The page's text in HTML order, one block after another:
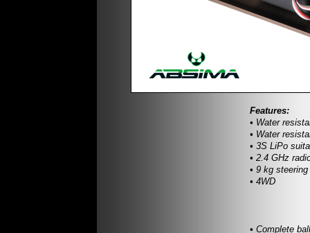
Features:
• Water
• Water
• 3S LiPo
• 2.4 GHz
• 9 kg
• 4WD
• Complete